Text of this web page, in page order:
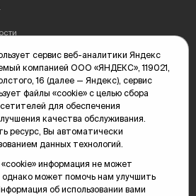
Геологоразведчиков, 28А
Т.Ю.
сервис веб-аналитики Яндекс
компанией ООО «ЯНДЕКС», 119021,
16 (далее — Яндекс), сервис
файлы «cookie» с целью сбора
для обеспечения
качества обслуживания.
ресурс, Вы автоматически
данных технологий.
информация не может
однако может помочь нам улучшить
об использовании вами